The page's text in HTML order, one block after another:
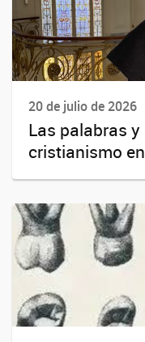
20 de julio de 2026
Las palabras
cristianismo